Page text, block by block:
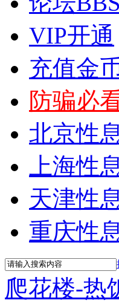
VIP开通
充值金
防骗必
北京性
上海性
天津性
重庆性
爬花楼-热